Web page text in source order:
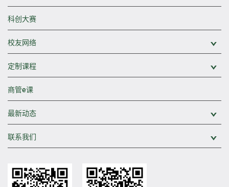
科创大赛
校友网络
定制课程
商管e课
最新动态
联系我们